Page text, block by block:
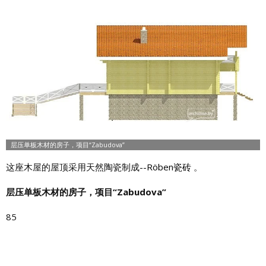
这座木屋的屋顶采用天然陶瓷制成--Röben瓷砖 。
层压单板木材的房子，项目“Zabudova”
85